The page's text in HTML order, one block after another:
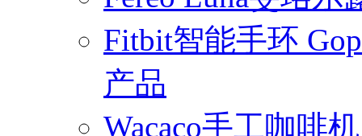
Fitbit智能手环
产品
Wacaco手工咖啡